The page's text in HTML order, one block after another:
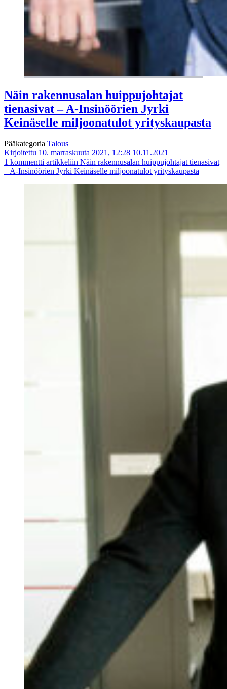
Näin rakennusalan huippujohtajat
tienasivat – A-Insinöörien Jyrki
Keinäselle miljoonatulot yrityskaupasta
Pääkategoria Talous
Kirjoitettu 10. marraskuuta 2021, 12:28 10.11.2021
1 kommentti artikkeliin Näin rakennusalan huippujohtajat tienasivat
– A-Insinöörien Jyrki Keinäselle miljoonatulot yrityskaupasta